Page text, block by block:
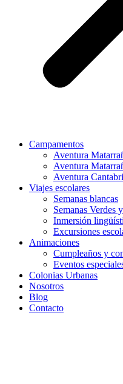
Campamentos
Aventura
Aventura
Aventura
Viajes escolares
Semanas blancas
Semanas Verdes
Inmersión
Excursiones
Animaciones
Cumpleaños y
Eventos
Colonias Urbanas
Nosotros
Blog
Contacto